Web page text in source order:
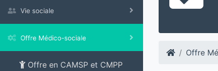
Vie sociale
Offre Médico-sociale
Offre en CAMSP et CMPP
Offre